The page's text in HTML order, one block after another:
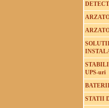
UPS-uri
STATII